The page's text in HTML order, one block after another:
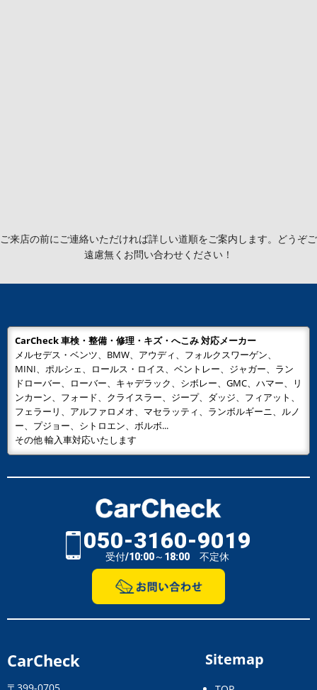
ご来店の前にご連絡いただければ詳しい道順をご案内します。どうぞご
遠慮無くお問い合わせください！
CarCheck 車検・整備・修理・キズ・へこみ 対応メーカー
メルセデス・ベンツ、BMW、アウディ、フォルクスワーゲン、
MINI、ポルシェ、ロールス・ロイス、ベントレー、ジャガー、ラン
ドローバー、ローバー、キャデラック、シボレー、GMC、ハマー、リ
ンカーン、フォード、クライスラー、ジープ、ダッジ、フィアット、
フェラーリ、アルファロメオ、マセラッティ、ランボルギーニ、ルノ
ー、プジョー、シトロエン、ボルボ...
その他 輸入車対応いたします
050-3160-9019
受付/10:00～18:00 不定休
CarCheck Sitemap